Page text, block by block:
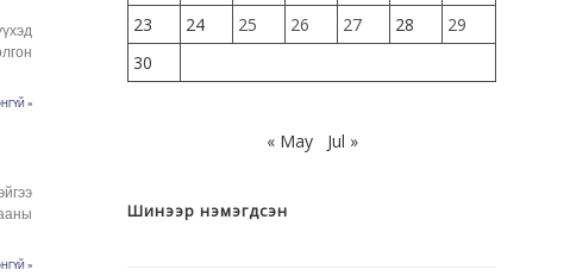
»
»
23
24 25 26 27 28
29
30
« May Jul »
Шинээр нэмэгдсэн